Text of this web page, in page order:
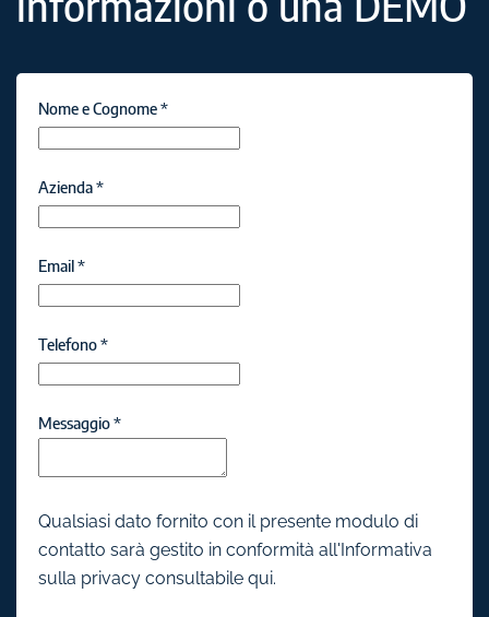
Nome e Cognome*
Azienda*
Email*
Telefono*
Messaggio*
Qualsiasi dato fornito con il presente modulo di
contatto sarà gestito in conformità all'Informativa
sulla privacy consultabile qui.